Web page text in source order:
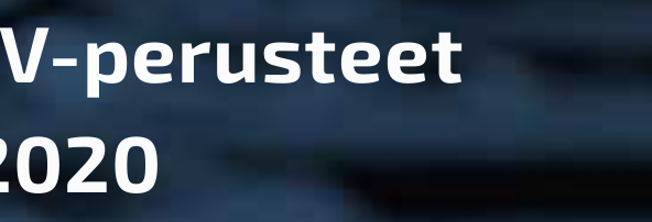
perusteet